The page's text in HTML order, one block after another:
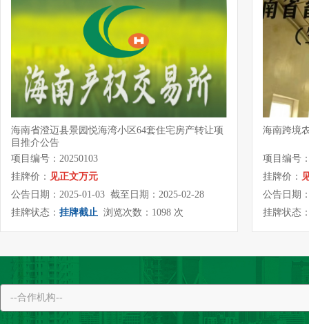
海南省澄迈县景园悦海湾小区64套住宅房产转让项
目推介公告
项目编号：20250103
挂牌价： 见正文万元
公告日期：2025-01-03 截至日期：2025-02-28
挂牌状态： 挂牌截止 浏览次数：1098 次
海南跨境
项目编号
挂牌价：
公告日期
挂牌状态